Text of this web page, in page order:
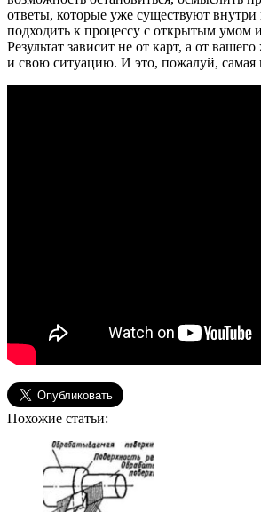
ответы, которые уже существуют
подходить к процессу с открытым умом
Результат зависит не от карт, а от
и свою ситуацию. И это, пожалуй, самая
Похожие статьи: